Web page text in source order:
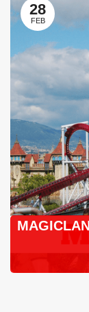
28
FEB